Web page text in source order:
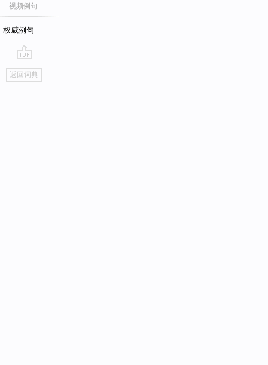
视频例句
权威例句
go
top
返回词典